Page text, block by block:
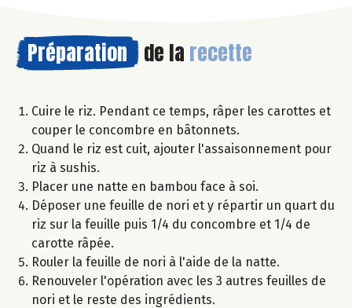
Préparation de la recette
Cuire le riz. Pendant ce temps, râper les carottes et
couper le concombre en bâtonnets.
Quand le riz est cuit, ajouter l'assaisonnement pour
riz à sushis.
Placer une natte en bambou face à soi.
Déposer une feuille de nori et y répartir un quart du
riz sur la feuille puis 1/4 du concombre et 1/4 de
carotte râpée.
Rouler la feuille de nori à l'aide de la natte.
Renouveler l'opération avec les 3 autres feuilles de
nori et le reste des ingrédients.